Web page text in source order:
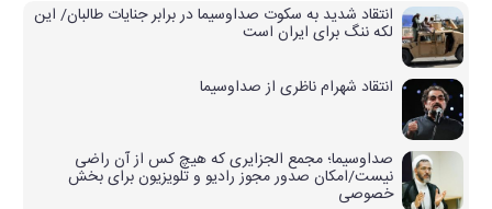
انتقاد شدید به سکوت صداوسیما در برابر جنایات طالبان/ این
لکه ننگ برای ایران است
انتقاد شهرام ناظری از صداوسیما
صداوسیما؛ مجمع الجزایری که هیچ کس از آن راضی
نیست/امکان صدور مجوز رادیو و تلویزیون برای بخش
خصوصی